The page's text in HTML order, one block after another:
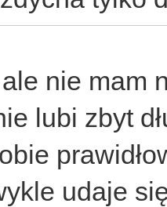
nie mam
lubi zbyt
udaje